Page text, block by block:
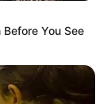
You See